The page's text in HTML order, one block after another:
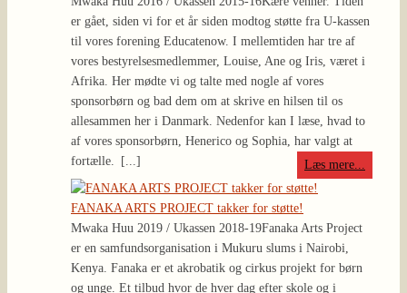
er gået, siden vi for et år siden modtog støtte fra U-kassen
til vores forening Educatenow. I mellemtiden har tre af
vores bestyrelsesmedlemmer, Louise, Ane og Iris, været i
Afrika. Her mødte vi og talte med nogle af vores
sponsorbørn og bad dem om at skrive en hilsen til os
allesammen her i Danmark. Nedenfor kan I læse, hvad to
af vores sponsorbørn, Henerico og Sophia, har valgt at
fortælle.
[...] Læs mere...
FANAKA ARTS PROJECT takker for støtte!
Mwaka Huu 2019 / Ukassen 2018-19Fanaka Arts Project
er en samfundsorganisation i Mukuru slums i Nairobi,
Kenya. Fanaka er et akrobatik og cirkus projekt for børn
og unge. Et tilbud hvor de hver dag efter skole og i